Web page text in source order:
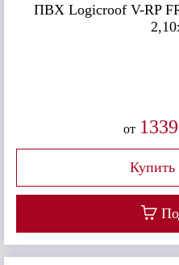
ПВХ Logicroof V-RP
от 1339